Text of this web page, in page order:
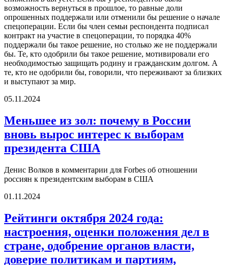
возможность вернуться в прошлое, то равные доли
опрошенных поддержали или отменили бы решение о начале
спецоперации. Если бы член семьи респондента подписал
контракт на участие в спецоперации, то порядка 40%
поддержали бы такое решение, но столько же не поддержали
бы. Те, кто одобрили бы такое решение, мотивировали его
необходимостью защищать родину и гражданским долгом. А
те, кто не одобрили бы, говорили, что переживают за близких
и выступают за мир.
05.11.2024
Меньшее из зол: почему в России
вновь вырос интерес к выборам
президента США
Денис Волков в комментарии для Forbes об отношении
россиян к президентским выборам в США
01.11.2024
Рейтинги октября 2024 года:
настроения, оценки положения дел в
стране, одобрение органов власти,
доверие политикам и партиям,